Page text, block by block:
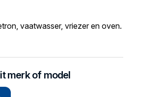
vaatwasser, vriezer en oven.
merk of model